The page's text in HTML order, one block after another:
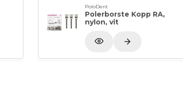
PoloDent
Polerborste Kopp RA,
nylon, vit